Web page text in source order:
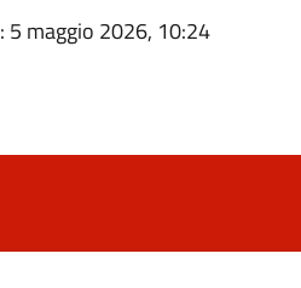
: 5 maggio 2026, 10:24